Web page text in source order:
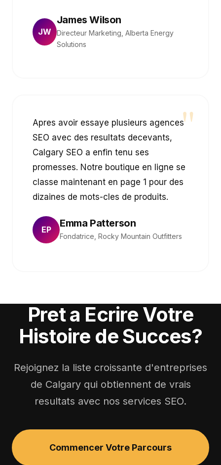
JW
James Wilson
Directeur Marketing, Alberta Energy
Solutions
"
Apres avoir essaye plusieurs agences
SEO avec des resultats decevants,
Calgary SEO a enfin tenu ses
promesses. Notre boutique en ligne se
classe maintenant en page 1 pour des
dizaines de mots-cles de produits.
EP
Emma Patterson
Fondatrice, Rocky Mountain Outfitters
Pret a Ecrire Votre
Histoire de Succes?
Rejoignez la liste croissante d'entreprises
de Calgary qui obtiennent de vrais
resultats avec nos services SEO.
Commencer Votre Parcours